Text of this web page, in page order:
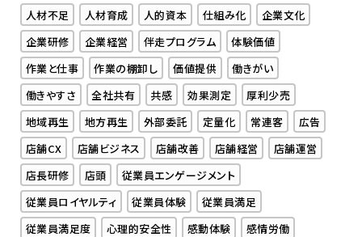
人材不足
人材育成 人的資本 仕組み化
企業文化
企業研修
企業経営 伴走プログラム
体験価値
作業と仕事
作業の棚卸し 価値提供
働きがい
働きやすさ
全社共有 共感 効果測定
厚利少売
地域再生
地方再生 外部委託 定量化 常連客
広告
店舗CX
店舗ビジネス 店舗改善 店舗経営
店舗運営
店長研修
店頭
従業員エンゲージメント
従業員ロイヤルティ
従業員体験
従業員満足
従業員満足度
心理的安全性 感動体験
感情労働